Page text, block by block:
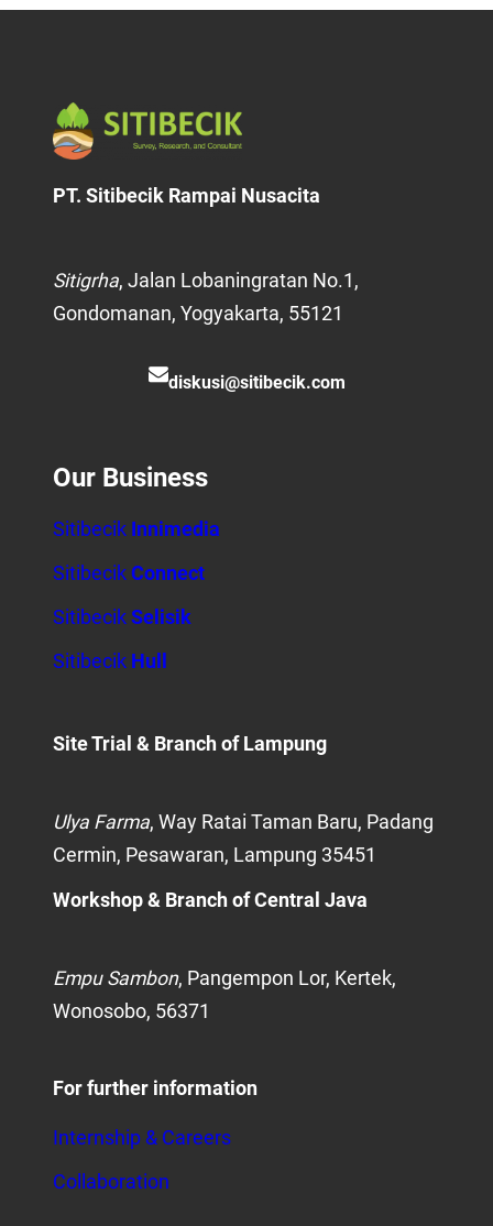
PT. Sitibecik Rampai Nusacita
Sitigrha, Jalan Lobaningratan No.1,
Gondomanan, Yogyakarta, 55121
diskusi@sitibecik.com
Our Business
Sitibecik Innimedia
Sitibecik Connect
Sitibecik Selisik
Sitibecik Hull
Site Trial & Branch of Lampung
Ulya Farma, Way Ratai Taman Baru, Padang
Cermin, Pesawaran, Lampung 35451
Workshop & Branch of Central Java
Empu Sambon, Pangempon Lor, Kertek,
Wonosobo, 56371
For further information
Internship & Careers
Collaboration